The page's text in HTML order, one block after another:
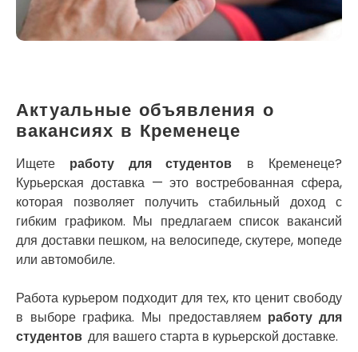
Актуальные объявления о
вакансиях в Кременеце
Ищете работу для студентов в Кременеце?
Курьерская доставка — это востребованная сфера,
которая позволяет получить стабильный доход с
гибким графиком. Мы предлагаем список вакансий
для доставки пешком, на велосипеде, скутере, мопеде
или автомобиле.
Работа курьером подходит для тех, кто ценит свободу
в выборе графика. Мы предоставляем работу для
студентов для вашего старта в курьерской доставке.
Кременец
Кривой Рог
Кролевец
Крюковщина
Крыжановка
Ладыжин
Лесники
Лиманка
Лозовая
Лубны
Луцк
Лука-Мелешковская
Львов
Марганец
Миргород
Авангард